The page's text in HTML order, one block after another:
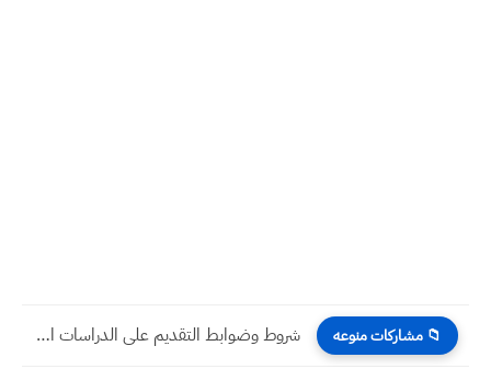
📁 مشاركات منوعه شروط وضوابط التقديم على الدراسات العليا 2024 وزارة الصحة العراقية